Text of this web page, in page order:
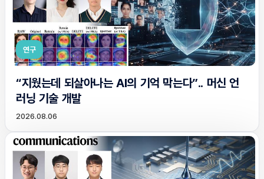
연구
“지웠는데 되살아나는 AI의 기억 막는다”.. 머신 언
러닝 기술 개발
2026.08.06